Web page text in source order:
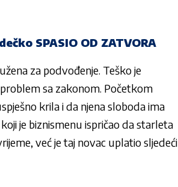
SPASIO OD ZATVORA
za podvođenje. Teško je
problem sa zakonom. Početkom
krila i da njena sloboda ima
je biznismenu ispričao da starleta
već je taj novac uplatio sljedeći